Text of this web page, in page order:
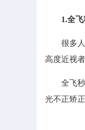
1.全飞
很多人不
高度近视
全飞秒激
光不正矫